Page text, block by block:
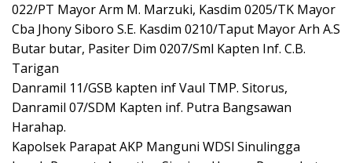
022/PT Mayor Arm M. Marzuki, Kasdim 0205/TK Mayor
Cba Jhony Siboro S.E. Kasdim 0210/Taput Mayor Arh A.S
Butar butar, Pasiter Dim 0207/Sml Kapten Inf. C.B.
Tarigan
Danramil 11/GSB kapten inf Vaul TMP. Sitorus,
Danramil 07/SDM Kapten inf. Putra Bangsawan
Harahap.
Kapolsek Parapat AKP Manguni WDSl Sinulingga